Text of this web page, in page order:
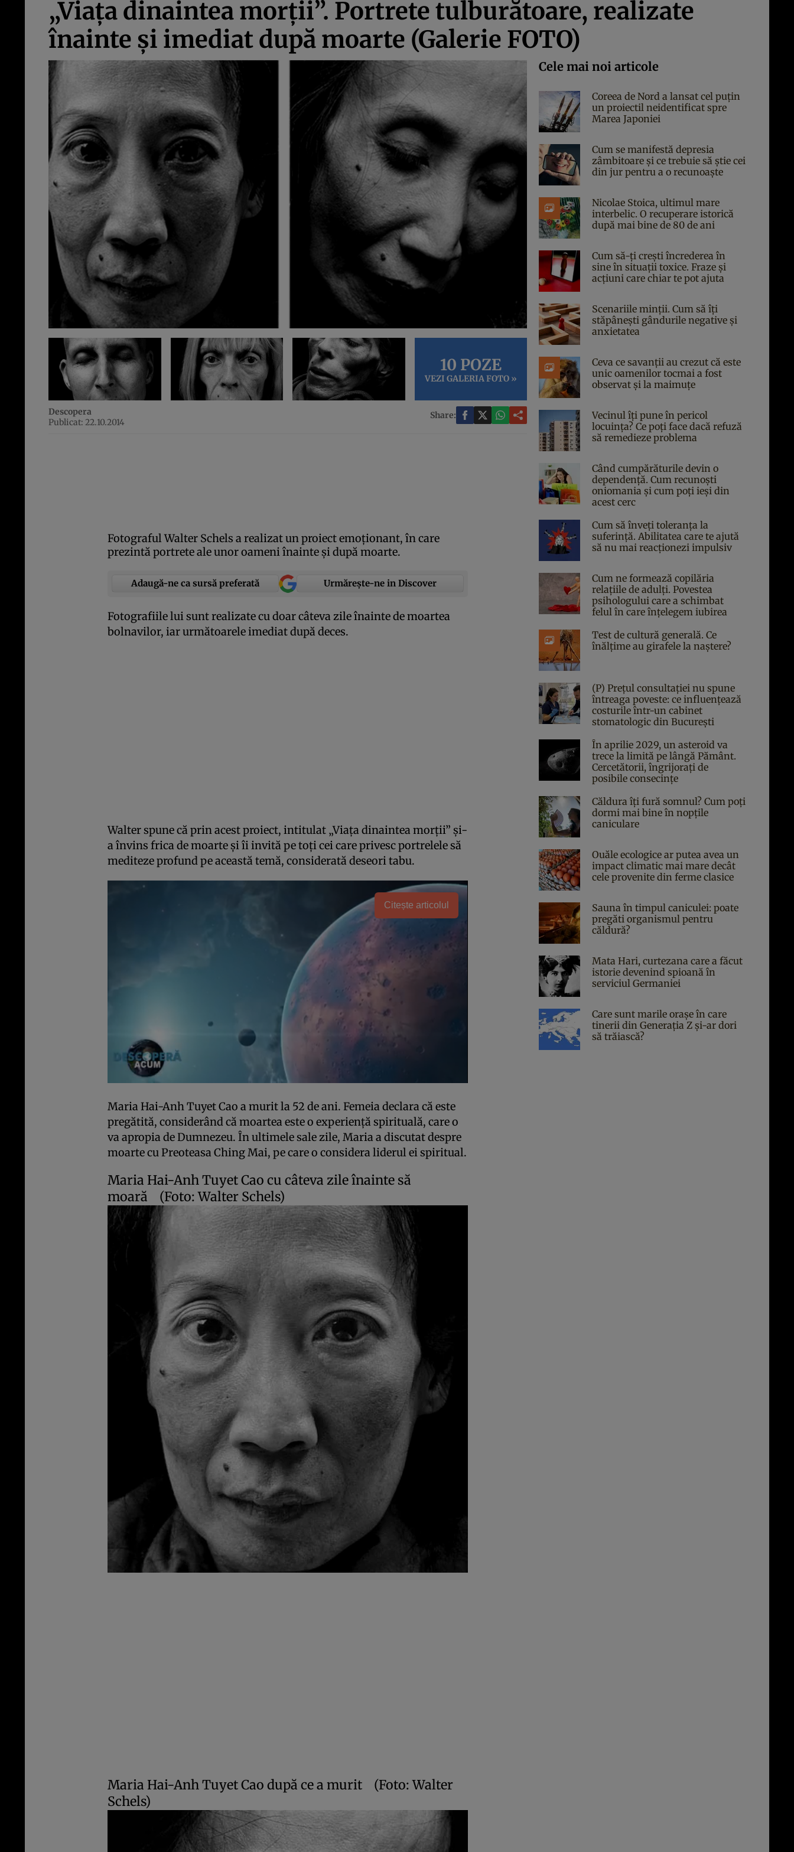
„Viaţa dinaintea morţii”. Portrete tulburătoare, realizate
înainte şi imediat după moarte (Galerie FOTO)
10 POZE
VEZI GALERIA FOTO »
Descopera
Publicat: 22.10.2014
Share:
Fotograful Walter Schels a realizat un proiect emoţionant, în care
prezintă portrete ale unor oameni înainte şi după moarte.
Adaugă-ne ca sursă preferată Urmărește-ne in Discover
Fotografiile lui sunt realizate cu doar câteva zile înainte de moartea
bolnavilor, iar următoarele imediat după deces.
Walter spune că prin acest proiect, intitulat „Viaţa dinaintea morţii” şi-
a învins frica de moarte şi îi invită pe toţi cei care privesc portrelele să
mediteze profund pe această temă, considerată deseori tabu.
Citește articolul
Maria Hai-Anh Tuyet Cao a murit la 52 de ani. Femeia declara că este
pregătită, considerând că moartea este o experienţă spirituală, care o
va apropia de Dumnezeu. În ultimele sale zile, Maria a discutat despre
moarte cu Preoteasa Ching Mai, pe care o considera liderul ei spiritual.
Maria Hai-Anh Tuyet Cao cu câteva zile înainte să
moară (Foto: Walter Schels)
Maria Hai-Anh Tuyet Cao după ce a murit (Foto: Walter
Schels)
Cele mai noi articole
Coreea de Nord a lansat cel puțin
un proiectil neidentificat spre
Marea Japoniei
Cum se manifestă depresia
zâmbitoare și ce trebuie să știe cei
din jur pentru a o recunoaște
Nicolae Stoica, ultimul mare
interbelic. O recuperare istorică
după mai bine de 80 de ani
Cum să-ți crești încrederea în
sine în situații toxice. Fraze și
acțiuni care chiar te pot ajuta
Scenariile minții. Cum să îți
stăpânești gândurile negative și
anxietatea
Ceva ce savanții au crezut că este
unic oamenilor tocmai a fost
observat și la maimuțe
Vecinul îți pune în pericol
locuința? Ce poți face dacă refuză
să remedieze problema
Când cumpărăturile devin o
dependență. Cum recunoști
oniomania și cum poți ieși din
acest cerc
Cum să înveți toleranța la
suferință. Abilitatea care te ajută
să nu mai reacționezi impulsiv
Cum ne formează copilăria
relațiile de adulți. Povestea
psihologului care a schimbat
felul în care înțelegem iubirea
Test de cultură generală. Ce
înălțime au girafele la naștere?
(P) Prețul consultației nu spune
întreaga poveste: ce influențează
costurile într-un cabinet
stomatologic din București
În aprilie 2029, un asteroid va
trece la limită pe lângă Pământ.
Cercetătorii, îngrijorați de
posibile consecințe
Căldura îți fură somnul? Cum poți
dormi mai bine în nopțile
caniculare
Ouăle ecologice ar putea avea un
impact climatic mai mare decât
cele provenite din ferme clasice
Sauna în timpul caniculei: poate
pregăti organismul pentru
căldură?
Mata Hari, curtezana care a făcut
istorie devenind spioană în
serviciul Germaniei
Care sunt marile orașe în care
tinerii din Generația Z și-ar dori
să trăiască?